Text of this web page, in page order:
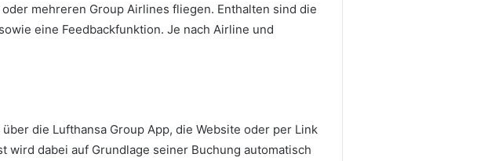
mehreren Group Airlines fliegen. Enthalten sind die
eine Feedbackfunktion. Je nach Airline und
die Lufthansa Group App, die Website oder per Link
wird dabei auf Grundlage seiner Buchung automatisch